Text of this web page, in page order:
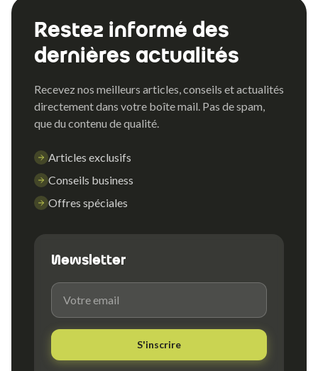
Restez informé des
dernières actualités
Recevez nos meilleurs articles, conseils et actualités
directement dans votre boîte mail. Pas de spam,
que du contenu de qualité.
Articles exclusifs
Conseils business
Offres spéciales
Newsletter
S'inscrire